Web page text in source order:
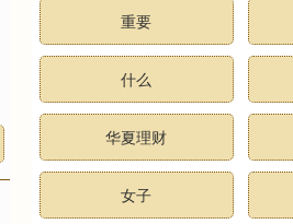
重要
什么
华夏理财
女子